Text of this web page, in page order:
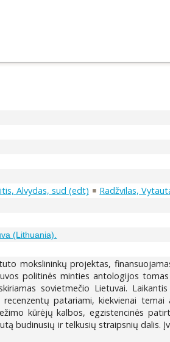
Alvydas, sud (edt)
Radžvilas,
(Lithuania).
mokslininkų projektas,
politinės minties antologijos
sovietmečio Lietuvai.
patariami, kiekvienai
kūrėjų kalbos, egzistencinės
budinusių ir telkusių straipsnių dalis.